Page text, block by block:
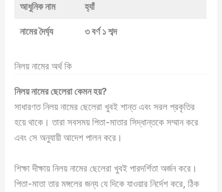
আধুনিক নাম হ্যাঁ
নামের দৈর্ঘ্য ৩ বর্ণ ১ শব্দ
নিলয় নামের অর্থ কি
নিলয় নামের ছেলেরা কেমন হয়?
সাধারণত নিলয় নামের ছেলেরা খুবই শান্ত এবং সরল প্রকৃতির
হয়ে থাকে। তারা সবসময় পিতা-মাতার সিদ্ধান্তকে সম্মান করে
এবং সে অনুযায়ী আদেশ পালন করে।
শিক্ষা দীক্ষায় নিলয় নামের ছেলেরা খুবই পারদর্শিতা অর্জন করে।
পিতা-মাতা তার মঙ্গলের জন্য যে দিকে যাওয়ার নির্দেশ করে, ঠিক